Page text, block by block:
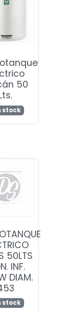
50
stock
50LTS
INF.
DIAM.
stock